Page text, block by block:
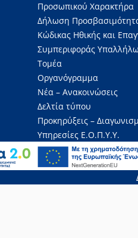
Προσωπικού Χαρακτήρα
Δήλωση
Κώδικας Ηθικής και
Συμπεριφοράς
Τομέα
Οργανόγραμμα
Νέα – Ανακοινώσεις
Δελτία τύπου
Προκηρύξεις –
Υπηρεσίες Ε.Ο.Π.Υ.Υ.